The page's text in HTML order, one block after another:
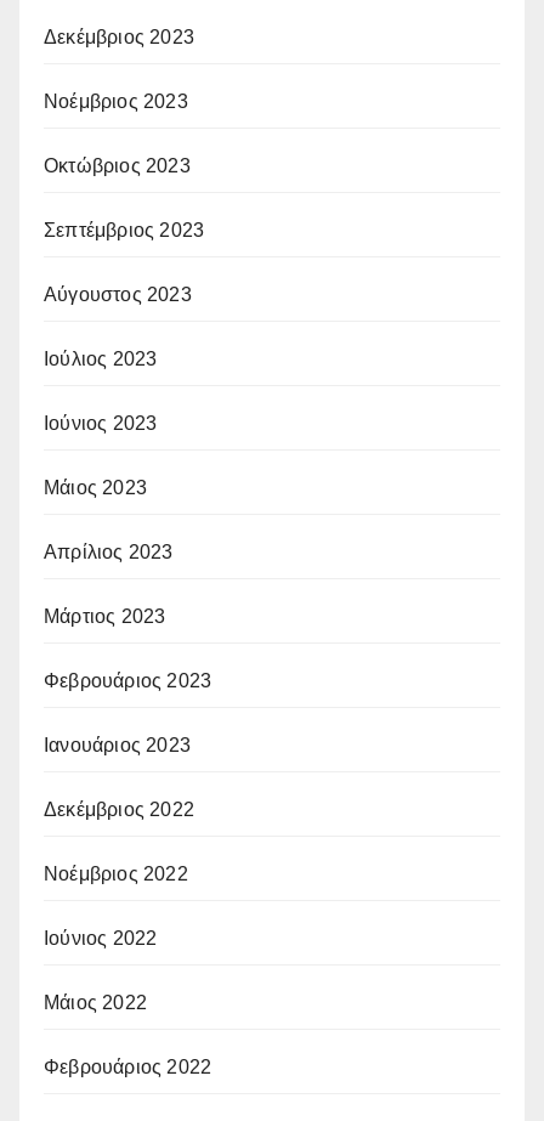
Δεκέμβριος 2023
Νοέμβριος 2023
Οκτώβριος 2023
Σεπτέμβριος 2023
Αύγουστος 2023
Ιούλιος 2023
Ιούνιος 2023
Μάιος 2023
Απρίλιος 2023
Μάρτιος 2023
Φεβρουάριος 2023
Ιανουάριος 2023
Δεκέμβριος 2022
Νοέμβριος 2022
Ιούνιος 2022
Μάιος 2022
Φεβρουάριος 2022